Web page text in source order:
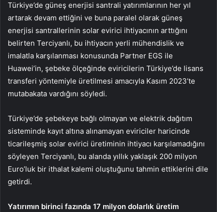
Türkiye’de güneş enerjisi santrali yatırımlarının her yıl
artarak devam ettiğini ve buna paralel olarak güneş
enerjisi santrallerinin solar evirici ihtiyacının arttığını
belirten Terciyanlı, bu ihtiyacın yerli mühendislik ve
imalatla karşılanması konusunda Partner EGS ile
Huawei’in, şebeke ölçeğinde eviricilerin Türkiye’de lisans
transferi yöntemiyle üretilmesi amacıyla Kasım 2023’te
mutabakata vardığını söyledi.
Türkiye’de şebekeye bağlı olmayan ve elektrik dağıtım
sisteminde kayıt altına alınamayan eviriciler haricinde
ticarileşmiş solar evirici üretiminin ihtiyacı karşılamadığını
söyleyen Terciyanlı, bu alanda yıllık yaklaşık 200 milyon
Euro’luk bir ithalat kalemi oluştuğunu tahmin ettiklerini dile
getirdi.
Yatırımın birinci fazında 17 milyon dolarlık üretim